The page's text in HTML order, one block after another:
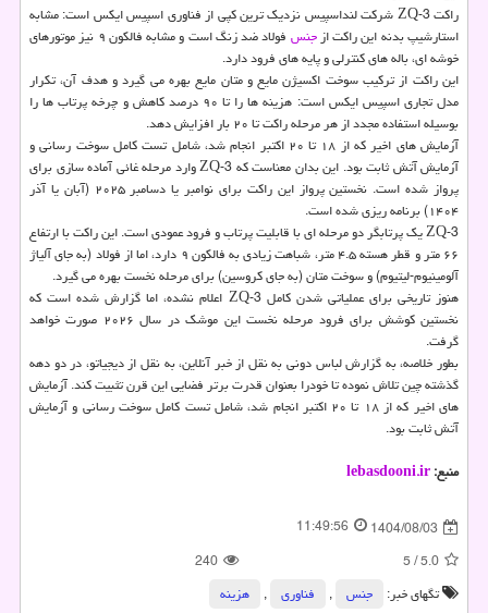
راکت ZQ-3 شرکت لنداسپیس نزدیک ترین کپی از فناوری اسپیس ایکس است: مشابه
استارشیپ بدنه این راکت ازجنس
فولاد ضد زنگ است و مشابه فالکون ۹ نیز موتورهای
خوشه ای، باله های کنترلی و پایه های فرود دارد.
این راکت از ترکیب سوخت اکسیژن مایع و متان مایع بهره می گیرد و هدف آن، تکرار
مدل تجاری اسپیس ایکس است: هزینه ها را تا ۹۰ درصد کاهش و چرخه پرتاب ها را
بوسیله استفاده مجدد از هر مرحله راکت تا ۲۰ بار افزایش دهد.
آزمایش های اخیر که از ۱۸ تا ۲۰ اکتبر انجام شد، شامل تست کامل سوخت رسانی و
آزمایش آتش ثابت بود. این بدان معناست که ZQ-3 وارد مرحله غائی آماده سازی برای
پرواز شده است. نخستین پرواز این راکت برای نوامبر یا دسامبر ۲۰۲۵ (آبان یا آذر
۱۴۰۴) برنامه ریزی شده است.
ZQ-3 یک پرتابگر دو مرحله ای با قابلیت پرتاب و فرود عمودی است. این راکت با ارتفاع
۶۶ متر و قطر هسته ۴.۵ متر، شباهت زیادی به فالکون ۹ دارد، اما از فولاد (به جای آلیاژ
آلومینیوم-لیتیوم) و سوخت متان (به جای کروسین) برای مرحله نخست بهره می گیرد.
هنوز تاریخی برای عملیاتی شدن کامل ZQ-3 اعلام نشده، اما گزارش شده است که
نخستین کوشش برای فرود مرحله نخست این موشک در سال ۲۰۲۶ صورت خواهد
گرفت.
بطور خلاصه، به گزارش لباس دونی به نقل از خبر آنلاین، به نقل از دیجیاتو، در دو دهه
گذشته چین تلاش نموده تا خودرا بعنوان قدرت برتر فضایی این قرن تثبیت کند. آزمایش
های اخیر که از ۱۸ تا ۲۰ اکتبر انجام شد، شامل تست کامل سوخت رسانی و آزمایش
آتش ثابت بود.
منبع:lebasdooni.ir
1404/08/03
11:49:56
5.0
/
5
240
تگهای خبر:
جنس , فناوری ,
هزینه